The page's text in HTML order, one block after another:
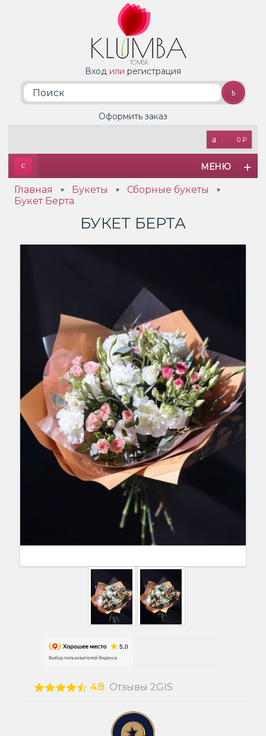
Вход или регистрация
0 ₽
Оформить заказ
МЕНЮ
Главная » Букеты » Сборные букеты »
Букет Берта
БУКЕТ БЕРТА
4.8 Отзывы 2GIS